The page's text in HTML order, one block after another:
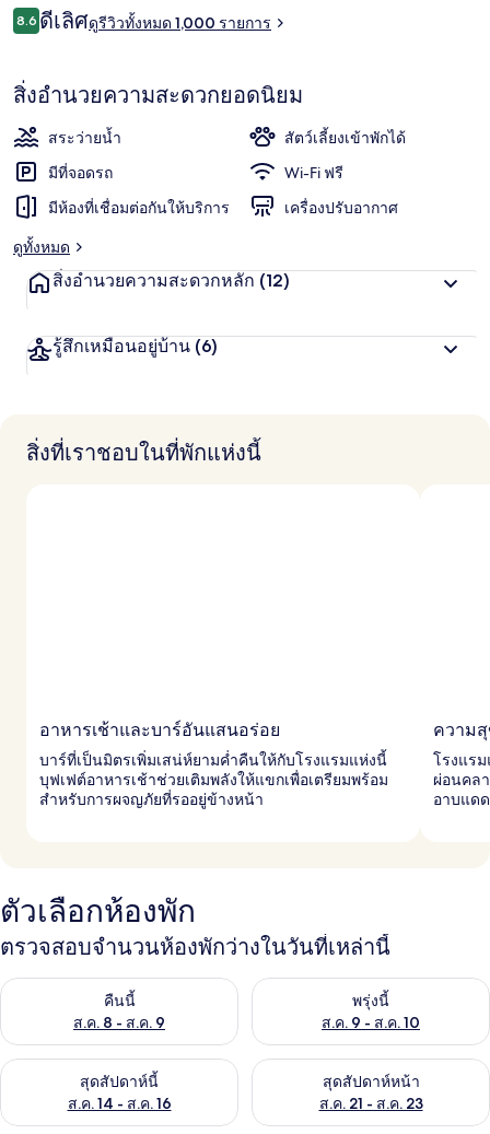
รีวิว
8.68.6 จาก 10
ดีเลิศดูรีวิวทั้งหมด 1,000 รายการ
สิ่งอำนวยความสะดวกยอดนิยม
สระว่ายน้ำ
สัตว์เลี้ยงเข้าพักได้
มีที่จอดรถ
Wi-Fi ฟรี
มีห้องที่เชื่อมต่อกันให้บริการ
เครื่องปรับอากาศ
ดูทั้งหมด
สิ่งอำนวยความสะดวกหลัก (12)
รู้สึกเหมือนอยู่บ้าน (6)
สิ่งที่เราชอบในที่พักแห่งนี้
อาหารเช้าและบาร์อันแสนอร่อย
บาร์ที่เป็นมิตรเพิ่มเสน่ห์ยามค่ำคืนให้กับโรงแรมแห่งนี้
บุฟเฟต์อาหารเช้าช่วยเติมพลังให้แขกเพื่อเตรียมพร้อม
สำหรับการผจญภัยที่รออยู่ข้างหน้า
ความ
โรงแร
ผ่อนคล
อาบแด
ตัวเลือกห้องพัก
ตรวจสอบจำนวนห้องพักว่างในวันที่เหล่านี้
คืนนี้
ส.ค. 8 - ส.ค. 9
ตรวจสอบจำนวนห้องพักว่างในคืนนี้ ส.ค. 8 - ส.ค. 9พรุ่งนี้
ส.ค. 9 - ส.ค. 10
ตรวจสอบจำนวนห้องพักว่างใน
สุดสัปดาห์นี้
ส.ค. 14 - ส.ค. 16
ตรวจสอบจำนวนห้องพักว่างในสุดสัปดาห์นี้ ส.ค. 14 - ส.ค. 16
สุดสัปดาห์หน้า
ส.ค. 21 - ส.ค. 23
ตรวจสอบจำนวนห้องพักว่างใน